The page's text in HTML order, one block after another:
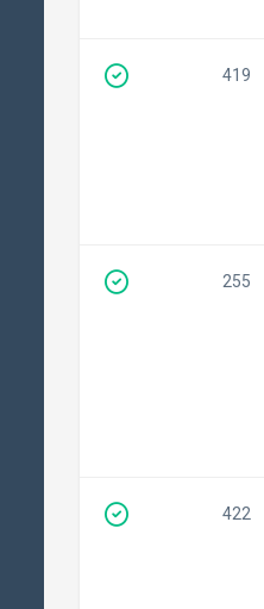
419
255
422